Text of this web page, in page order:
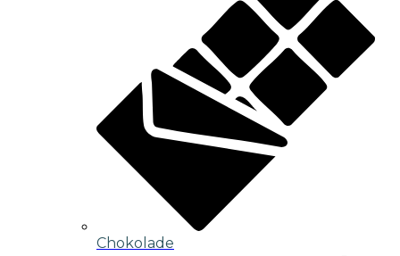
Chokolade